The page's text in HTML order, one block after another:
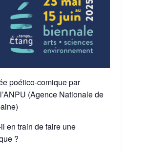
poético-comique par
(Agence Nationale de
en train de faire une
?